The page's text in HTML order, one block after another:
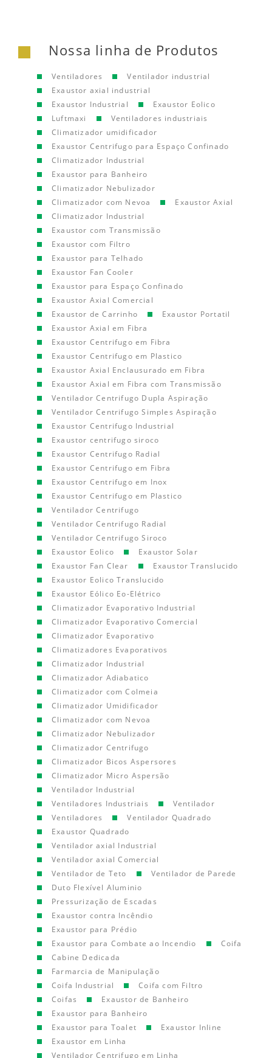
Nossa linha de Produtos
Ventiladores
Ventilador industrial
Exaustor axial industrial
Exaustor Industrial
Exaustor Eolico
Luftmaxi
Ventiladores industriais
Climatizador umidificador
Exaustor Centrifugo para Espaço Confinado
Climatizador Industrial
Exaustor para Banheiro
Climatizador Nebulizador
Climatizador com Nevoa
Exaustor Axial
Climatizador Industrial
Exaustor com Transmissão
Exaustor com Filtro
Exaustor para Telhado
Exaustor Fan Cooler
Exaustor para Espaço Confinado
Exaustor Axial Comercial
Exaustor de Carrinho
Exaustor Portatil
Exaustor Axial em Fibra
Exaustor Centrifugo em Fibra
Exaustor Centrifugo em Plastico
Exaustor Axial Enclausurado em Fibra
Exaustor Axial em Fibra com Transmissão
Ventilador Centrifugo Dupla Aspiração
Ventilador Centrifugo Simples Aspiração
Exaustor Centrifugo Industrial
Exaustor centrifugo siroco
Exaustor Centrifugo Radial
Exaustor Centrifugo em Fibra
Exaustor Centrifugo em Inox
Exaustor Centrifugo em Plastico
Ventilador Centrifugo
Ventilador Centrifugo Radial
Ventilador Centrifugo Siroco
Exaustor Eolico
Exaustor Solar
Exaustor Fan Clear
Exaustor Translucido
Exaustor Eolico Translucido
Exaustor Eólico Eo-Elétrico
Climatizador Evaporativo Industrial
Climatizador Evaporativo Comercial
Climatizador Evaporativo
Climatizadores Evaporativos
Climatizador Industrial
Climatizador Adiabatico
Climatizador com Colmeia
Climatizador Umidificador
Climatizador com Nevoa
Climatizador Nebulizador
Climatizador Centrifugo
Climatizador Bicos Aspersores
Climatizador Micro Aspersão
Ventilador Industrial
Ventiladores Industriais
Ventilador
Ventiladores
Ventilador Quadrado
Exaustor Quadrado
Ventilador axial Industrial
Ventilador axial Comercial
Ventilador de Teto
Ventilador de Parede
Duto Flexível Aluminio
Pressurização de Escadas
Exaustor contra Incêndio
Exaustor para Prédio
Exaustor para Combate ao Incendio
Coifa
Cabine Dedicada
Farmarcia de Manipulação
Coifa Industrial
Coifa com Filtro
Coifas
Exaustor de Banheiro
Exaustor para Banheiro
Exaustor para Toalet
Exaustor Inline
Exaustor em Linha
Ventilador Centrifugo em Linha